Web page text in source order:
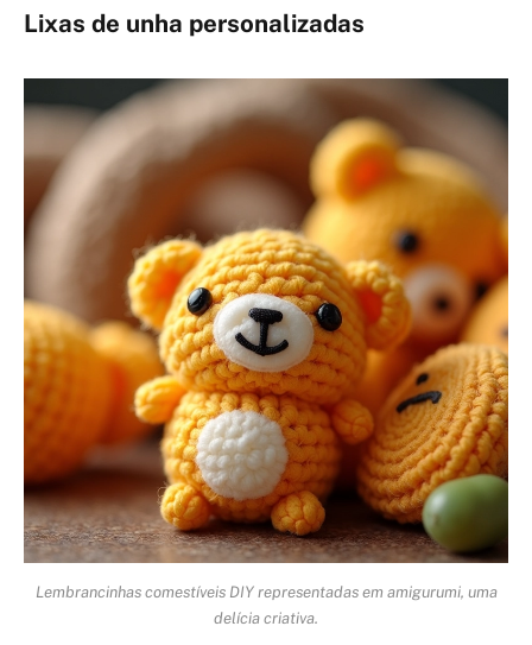
Lixas de unha personalizadas
Lembrancinhas comestíveis DIY representadas em amigurumi, uma
delícia criativa.